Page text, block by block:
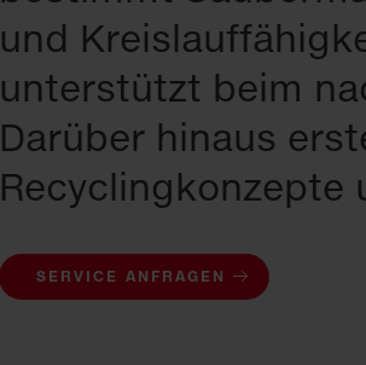
und
unterstützt beim
Darüber hinaus
Recyclingkonzepte
SERVICE ANFRAGEN